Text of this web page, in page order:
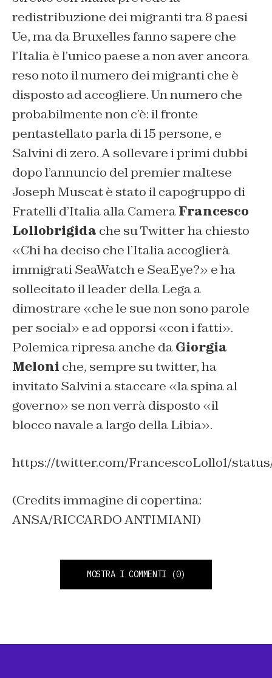
redistribuzione dei migranti tra 8 paesi
Ue, ma da Bruxelles fanno sapere che
l’Italia è l’unico paese a non aver ancora
reso noto il numero dei migranti che è
disposto ad accogliere. Un numero che
probabilmente non c’è: il fronte
pentastellato parla di 15 persone, e
Salvini di zero. A sollevare i primi dubbi
dopo l’annuncio del premier maltese
Joseph Muscat è stato il capogruppo di
Fratelli d’Italia alla CameraFrancesco
Lollobrigida che su Twitter ha chiesto
«Chi ha deciso che l’Italia accoglierà
immigrati SeaWatch e SeaEye?» e ha
sollecitato il leader della Lega a
dimostrare «che le sue non sono parole
per social» e ad opporsi «con i fatti».
Polemica ripresa anche daGiorgia
Meloni che, sempre su twitter, ha
invitato Salvini a staccare «la spina al
governo» se non verrà disposto «il
blocco navale a largo della Libia».
https://twitter.com/FrancescoLollo1/
(Credits immagine di copertina:
ANSA/RICCARDO ANTIMIANI)
MOSTRA I COMMENTI (0)